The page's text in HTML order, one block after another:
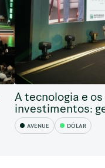
A tecnologia e os
investimentos:
AVENUE DÓLAR